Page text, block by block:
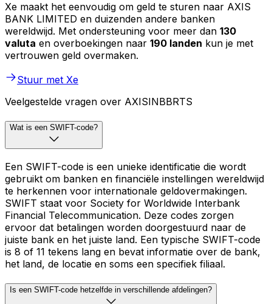
Xe maakt het eenvoudig om geld te sturen naar AXIS
BANK LIMITED en duizenden andere banken
wereldwijd. Met ondersteuning voor meer dan 130
valuta en overboekingen naar 190 landen kun je met
vertrouwen geld overmaken.
Stuur met Xe
Veelgestelde vragen over AXISINBBRTS
Wat is een SWIFT-code?
Een SWIFT-code is een unieke identificatie die wordt
gebruikt om banken en financiële instellingen wereldwijd
te herkennen voor internationale geldovermakingen.
SWIFT staat voor Society for Worldwide Interbank
Financial Telecommunication. Deze codes zorgen
ervoor dat betalingen worden doorgestuurd naar de
juiste bank en het juiste land. Een typische SWIFT-code
is 8 of 11 tekens lang en bevat informatie over de bank,
het land, de locatie en soms een specifiek filiaal.
Is een SWIFT-code hetzelfde in verschillende afdelingen?